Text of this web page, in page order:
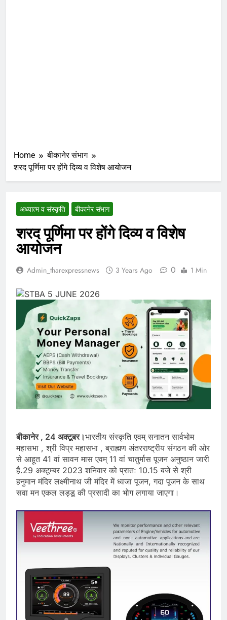
Home
बीकानेर संभाग
शरद पूर्णिमा पर होंगे दिव्य व विशेष आयोजन
अध्यात्म व संस्कृति बीकानेर संभाग
शरद पूर्णिमा पर होंगे दिव्य व विशेष
आयोजन
Admin_tharexpressnews 3 Years Ago 0 1 Min
बीकानेर , 24 अक्टूबर।भारतीय संस्कृति एवम् सनातन सार्वभोम
महासभा , श्री विप्र महासभा , ब्राह्मण अंतरराष्ट्रीय संगठन की ओर
से आहूत 41 वां सावन मास एवम् 11 वां चातुर्मास पूजन अनुष्ठान जारी
है.29 अक्टूम्बर 2023 शनिवार को प्रातः 10.15 बजे से श्री
हनुमान मंदिर लक्ष्मीनाथ जी मंदिर में ध्वजा पूजन, गदा पूजन के साथ
सवा मन एकल लड्डू की प्रसादी का भोग लगाया जाएगा।